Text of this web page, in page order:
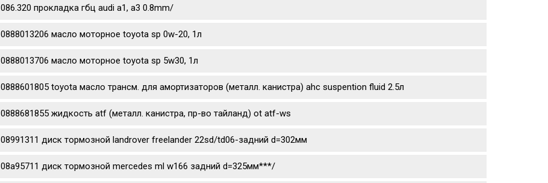
086.320 прокладка гбц audi a1, a3 0.8mm/
0888013206 масло моторное toyota sp 0w-20, 1л
0888013706 масло моторное toyota sp 5w30, 1л
0888601805 toyota масло трансм. для амортизаторов (металл. канистра) ahc suspention fluid 2.5л
0888681855 жидкость atf (металл. канистра, пр-во тайланд) ot atf-ws
08991311 диск тормозной landrover freelander 22sd/td06-задний d=302мм
08a95711 диск тормозной mercedes ml w166 задний d=325мм***/